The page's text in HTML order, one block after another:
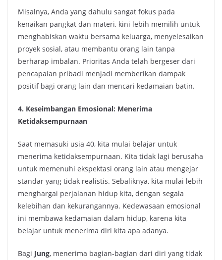
Misalnya, Anda yang dahulu sangat fokus pada
kenaikan pangkat dan materi, kini lebih memilih untuk
menghabiskan waktu bersama keluarga, menyelesaikan
proyek sosial, atau membantu orang lain tanpa
berharap imbalan. Prioritas Anda telah bergeser dari
pencapaian pribadi menjadi memberikan dampak
positif bagi orang lain dan mencari kedamaian batin.
4. Keseimbangan Emosional: Menerima
Ketidaksempurnaan
Saat memasuki usia 40, kita mulai belajar untuk
menerima ketidaksempurnaan. Kita tidak lagi berusaha
untuk memenuhi ekspektasi orang lain atau mengejar
standar yang tidak realistis. Sebaliknya, kita mulai lebih
menghargai perjalanan hidup kita, dengan segala
kelebihan dan kekurangannya. Kedewasaan emosional
ini membawa kedamaian dalam hidup, karena kita
belajar untuk menerima diri kita apa adanya.
Bagi Jung, menerima bagian-bagian dari diri yang tidak